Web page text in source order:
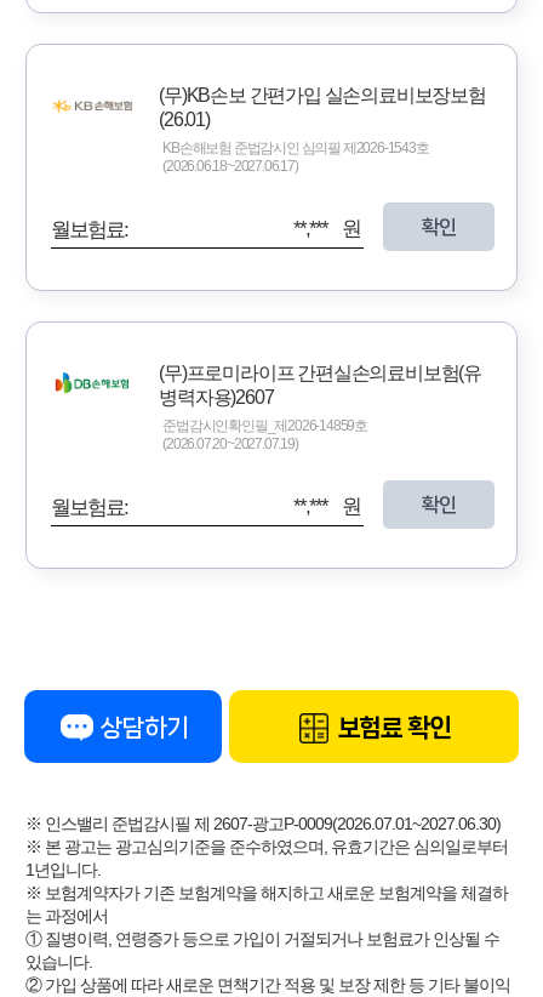
(무)KB손보 간편가입 실손의료비보장보험
(26.01)
KB손해보험 준법감시인 심의필 제2026-1543호
(2026.06.18~2027.06.17)
월보험료: **,*** 원 확인
(무)프로미라이프 간편실손의료비보험(유
병력자용)2607
준법감시인확인필_제2026-14859호
(2026.07.20~2027.07.19)
월보험료: **,*** 원 확인
상담하기 보험료 확인
※ 인스밸리 준법감시필 제 2607-광고P-0009(2026.07.01~2027.06.30)
※ 본 광고는 광고심의기준을 준수하였으며, 유효기간은 심의일로부터
1년입니다.
※ 보험계약자가 기존 보험계약을 해지하고 새로운 보험계약을 체결하
는 과정에서
① 질병이력, 연령증가 등으로 가입이 거절되거나 보험료가 인상될 수
있습니다.
② 가입 상품에 따라 새로운 면책기간 적용 및 보장 제한 등 기타 불이익